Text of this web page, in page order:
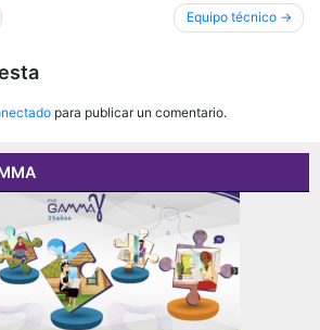
Equipo técnico
para publicar un comentario.